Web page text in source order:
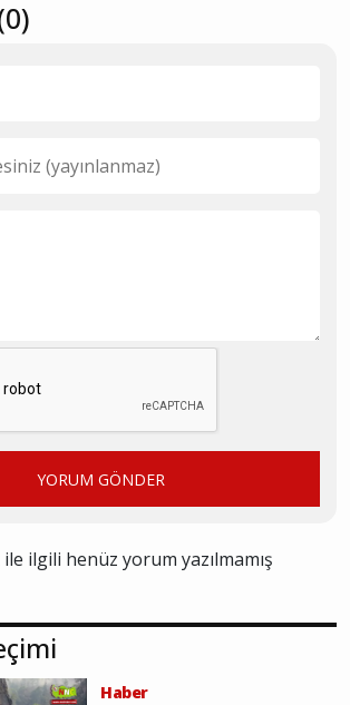
YORUM GÖNDER
ilgili henüz yorum yazılmamış
Haber